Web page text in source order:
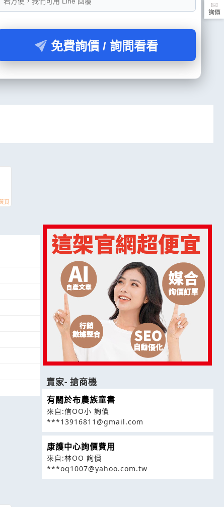
免費詢價 / 詢問看看
賣家- 搶商機
有關於布農族童書
來自:信OO小 詢價
***13916811@gmail.com
康護中心詢價費用
來自:林OO 詢價
***oq1007@yahoo.com.tw
詢價